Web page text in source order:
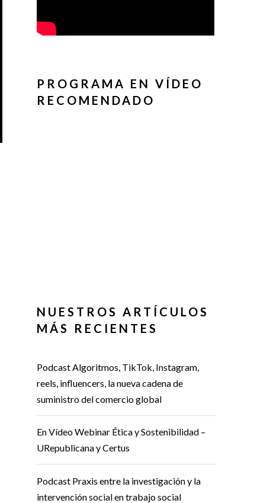
PROGRAMA EN VÍDEO
RECOMENDADO
NUESTROS ARTÍCULOS
MÁS RECIENTES
Podcast Algoritmos, TikTok, Instagram,
reels, influencers, la nueva cadena de
suministro del comercio global
En Vídeo Webinar Ética y Sostenibilidad –
URepublicana y Certus
Podcast Praxis entre la investigación y la
intervención social en trabajo social